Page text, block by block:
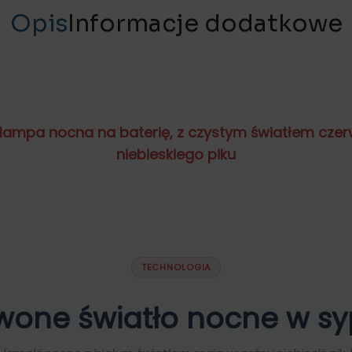
OpisInformacje dodatkowe
nocna ze
czerwonym
nocna na baterię, z czystym światłem
niebieskiego piku
TECHNOLOGIA
światło nocne w